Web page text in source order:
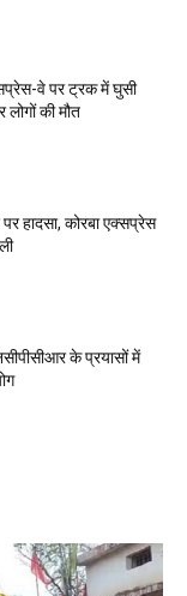
वे पर ट्रक में घुसी
की मौत
हादसा, कोरबा एक्सप्रेस
के प्रयासों में